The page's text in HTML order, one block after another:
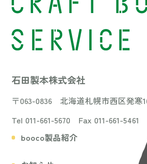
石田製本株式会社
〒063-0836 北海道札幌市西区発寒16
Tel 011-661-5670 Fax 011-661-5461
booco製品紹介